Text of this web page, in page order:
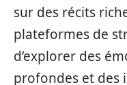
sur des récits
plateformes de
d’explorer des
profondes et des